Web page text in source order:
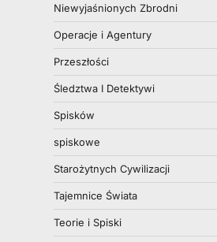
Niewyjaśnionych Zbrodni
Operacje i Agentury
Przeszłości
Śledztwa I Detektywi
Spisków
spiskowe
Starożytnych Cywilizacji
Tajemnice Świata
Teorie i Spiski